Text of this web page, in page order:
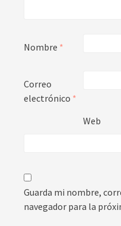
Nombre *
Correo
electrónico *
Web
Guarda mi nombre,
navegador para la